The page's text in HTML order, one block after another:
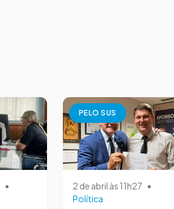
•
PELO SUS
2 de abril às 11h27 •
Política